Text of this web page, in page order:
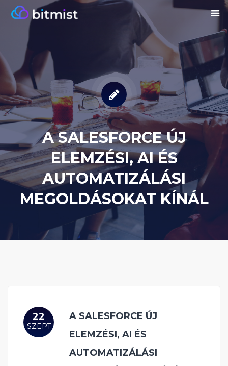
A SALESFORCE ÚJ
ELEMZÉSI, AI ÉS
AUTOMATIZÁLÁSI
MEGOLDÁSOKAT KÍNÁL
22
SZEPT
A SALESFORCE ÚJ
ELEMZÉSI, AI ÉS
AUTOMATIZÁLÁSI